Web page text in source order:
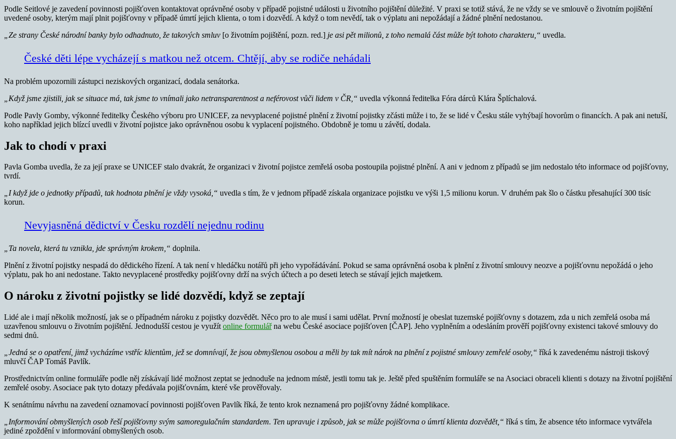
Podle Seitlové je zavedení povinnosti pojišťoven kontaktovat oprávněné osoby v případě pojistné události u životního pojištění důležité. V praxi se totiž stává, že ne vždy se ve smlouvě o životním pojištění
uvedené osoby, kterým mají plnit pojišťovny v případě úmrtí jejich klienta, o tom i dozvědí. A když o tom nevědí, tak o výplatu ani nepožádají a žádné plnění nedostanou.
„Ze strany České národní banky bylo odhadnuto, že takových smluv [o životním pojištění, pozn. red.] je asi pět milionů, z toho nemalá část může být tohoto charakteru,“ uvedla.
České děti lépe vycházejí s matkou než otcem. Chtějí, aby se rodiče nehádali
Na problém upozornili zástupci neziskových organizací, dodala senátorka.
„Když jsme zjistili, jak se situace má, tak jsme to vnímali jako netransparentnost a neférovost vůči lidem v ČR,“ uvedla výkonná ředitelka Fóra dárců Klára Šplíchalová.
Podle Pavly Gomby, výkonné ředitelky Českého výboru pro UNICEF, za nevyplacené pojistné plnění z životní pojistky zčásti může i to, že se lidé v Česku stále vyhýbají hovorům o financích. A pak ani netuší,
koho například jejich blízcí uvedli v životní pojistce jako oprávněnou osobu k vyplacení pojistného. Obdobně je tomu u závětí, dodala.
Jak to chodí v praxi
Pavla Gomba uvedla, že za její praxe se UNICEF stalo dvakrát, že organizaci v životní pojistce zemřelá osoba postoupila pojistné plnění. A ani v jednom z případů se jim nedostalo této informace od pojišťovny,
tvrdí.
„I když jde o jednotky případů, tak hodnota plnění je vždy vysoká,“ uvedla s tím, že v jednom případě získala organizace pojistku ve výši 1,5 milionu korun. V druhém pak šlo o částku přesahující 300 tisíc
korun.
Nevyjasněná dědictví v Česku rozdělí nejednu rodinu
„Ta novela, která tu vznikla, jde správným krokem,“ doplnila.
Plnění z životní pojistky nespadá do dědického řízení. A tak není v hledáčku notářů při jeho vypořádávání. Pokud se sama oprávněná osoba k plnění z životní smlouvy neozve a pojišťovnu nepožádá o jeho
výplatu, pak ho ani nedostane. Takto nevyplacené prostředky pojišťovny drží na svých účtech a po deseti letech se stávají jejich majetkem.
O nároku z životní pojistky se lidé dozvědí, když se zeptají
Lidé ale i mají několik možností, jak se o případném nároku z pojistky dozvědět. Něco pro to ale musí i sami udělat. První možností je obeslat tuzemské pojišťovny s dotazem, zda u nich zemřelá osoba má
uzavřenou smlouvu o životním pojištění. Jednodušší cestou je využít online formulářna webu České asociace pojišťoven [ČAP]. Jeho vyplněním a odesláním prověří pojišťovny existenci takové smlouvy do
sedmi dnů.
„Jedná se o opatření, jimž vycházíme vstříc klientům, jež se domnívají, že jsou obmyšlenou osobou a měli by tak mít nárok na plnění z pojistné smlouvy zemřelé osoby,“ říká k zavedenému nástroji tiskový
mluvčí ČAP Tomáš Pavlík.
Prostřednictvím online formuláře podle něj získávají lidé možnost zeptat se jednoduše na jednom místě, jestli tomu tak je. Ještě před spuštěním formuláře se na Asociaci obraceli klienti s dotazy na životní pojištění
zemřelé osoby. Asociace pak tyto dotazy předávala pojišťovnám, které vše prověřovaly.
K senátnímu návrhu na zavedení oznamovací povinnosti pojišťoven Pavlík říká, že tento krok neznamená pro pojišťovny žádné komplikace.
„Informování obmyšlených osob řeší pojišťovny svým samoregulačním standardem. Ten upravuje i způsob, jak se může pojišťovna o úmrtí klienta dozvědět,“ říká s tím, že absence této informace vytvářela
jediné zpoždění v informování obmyšlených osob.